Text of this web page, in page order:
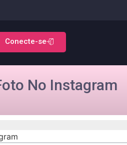
Conecte-se
No Instagram